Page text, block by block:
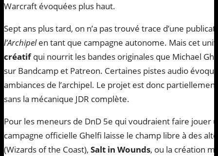
Warcraft évoquées plus haut.
Sept ans plus tard, on n’a pas trouvé trace d’une
l’Archipelen tant que campagne autonome. Mais cet
créatifqui nourrit les bandes originales que Michael
sur Bandcamp et Patreon. Certaines pistes audio
ambiances de l’archipel. Le projet est donc
sans la mécanique JDR complète.
Pour les meneurs de DnD 5e qui voudraient faire jouer
campagne officielle Ghelfi laisse le champ libre à des
(Wizards of the Coast), Salt in Wounds, ou la création